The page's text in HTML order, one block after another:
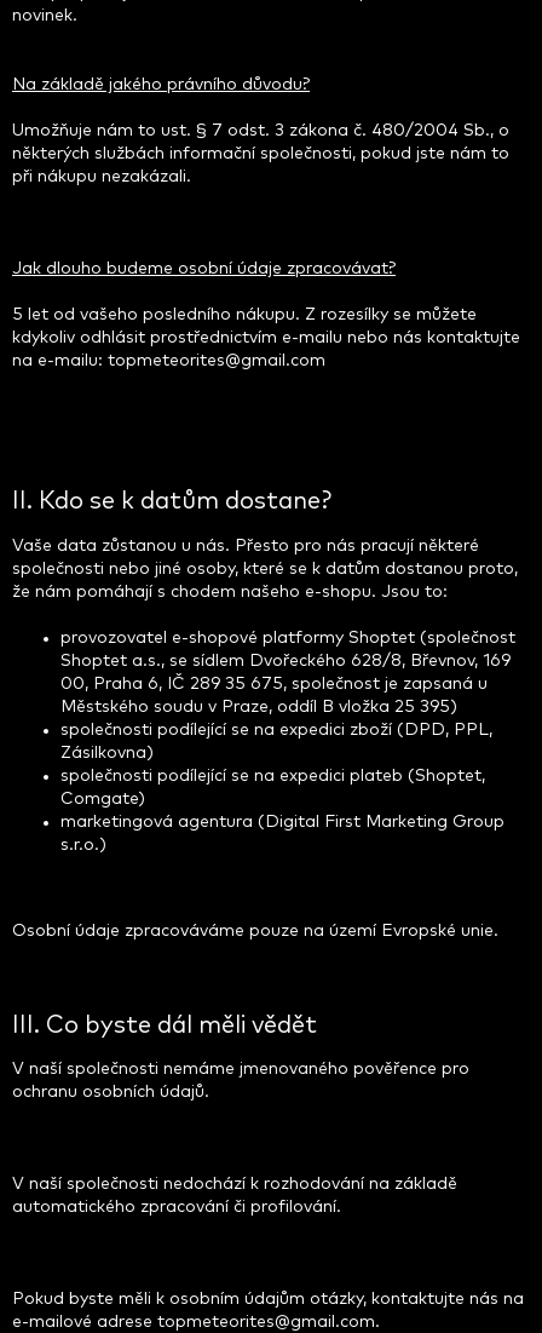
novinek.
Na základě jakého právního důvodu?
Umožňuje nám to ust. § 7 odst. 3 zákona č. 480/2004 Sb., o
některých službách informační společnosti, pokud jste nám to
při nákupu nezakázali.
Jak dlouho budeme osobní údaje zpracovávat?
5 let od vašeho posledního nákupu. Z rozesílky se můžete
kdykoliv odhlásit prostřednictvím e-mailu nebo nás kontaktujte
na e-mailu: topmeteorites@gmail.com
II. Kdo se k datům dostane?
Vaše data zůstanou u nás. Přesto pro nás pracují některé
společnosti nebo jiné osoby, které se k datům dostanou proto,
že nám pomáhají s chodem našeho e-shopu. Jsou to:
provozovatel e-shopové platformy Shoptet (společnost
Shoptet a.s., se sídlem Dvořeckého 628/8, Břevnov, 169
00, Praha 6, IČ 289 35 675, společnost je zapsaná u
Městského soudu v Praze, oddíl B vložka 25 395)
společnosti podílející se na expedici zboží (DPD, PPL,
Zásilkovna)
společnosti podílející se na expedici plateb (Shoptet,
Comgate)
marketingová agentura (Digital First Marketing Group
s.r.o.)
Osobní údaje zpracováváme pouze na území Evropské unie.
III. Co byste dál měli vědět
V naší společnosti nemáme jmenovaného pověřence pro
ochranu osobních údajů.
V naší společnosti nedochází k rozhodování na základě
automatického zpracování či profilování.
Pokud byste měli k osobním údajům otázky, kontaktujte nás na
e-mailové adrese topmeteorites@gmail.com.